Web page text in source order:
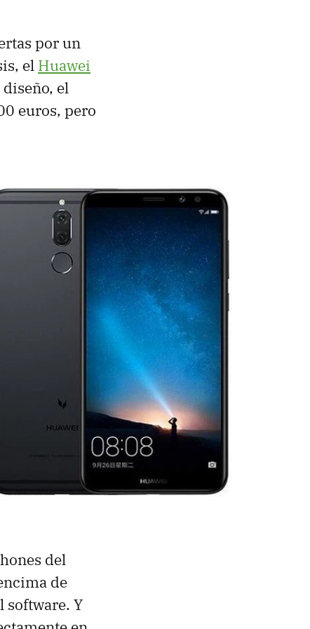
por un
el Huawei
el
euros, pero
del
de
software. Y